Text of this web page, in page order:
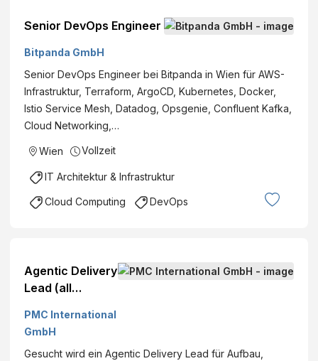
,
5
t
d
.
s
ls
c
h
a
ft
Senior DevOps Engineer
Bitpanda GmbH
Senior DevOps Engineer bei Bitpanda in Wien für AWS-
Infrastruktur, Terraform, ArgoCD, Kubernetes, Docker,
Istio Service Mesh, Datadog, Opsgenie, Confluent Kafka,
Cloud Networking,…
Wien Vollzeit
IT Architektur & Infrastruktur
Cloud Computing DevOps
Agentic Delivery
Lead (all
PMC International
GmbH
Gesucht wird ein Agentic Delivery Lead für Aufbau,